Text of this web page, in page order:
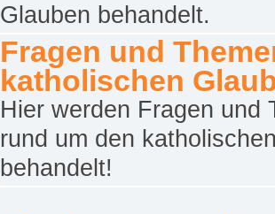
Glauben behandelt.
Fragen und
katholischen
Hier werden Fragen und
rund um den
behandelt!